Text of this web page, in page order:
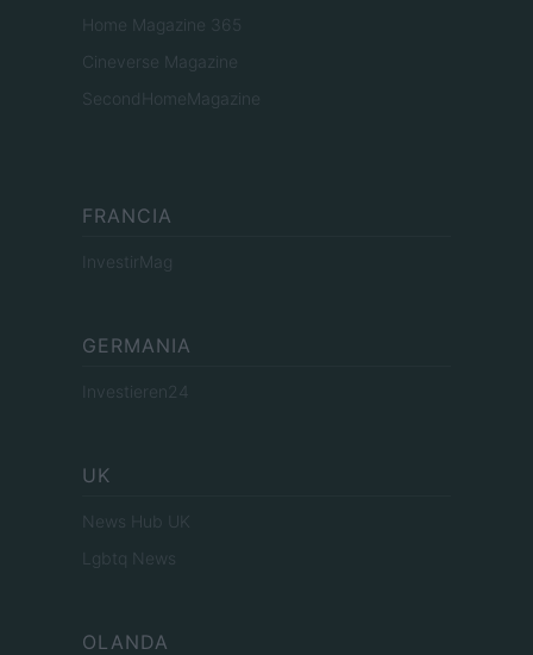
Home Magazine 365
Cineverse Magazine
SecondHomeMagazine
FRANCIA
InvestirMag
GERMANIA
Investieren24
UK
News Hub UK
Lgbtq News
OLANDA